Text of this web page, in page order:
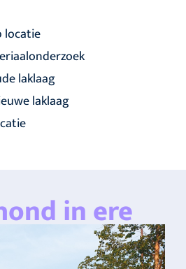
locatie
laklaag
laklaag
in ere